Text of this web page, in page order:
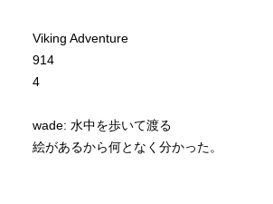
Viking Adventure
914
4
wade: 水中を歩いて渡る
絵があるから何となく分かった。